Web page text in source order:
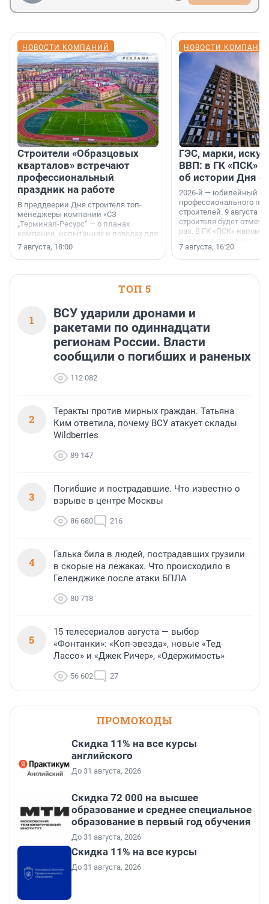
НОВОСТИ КОМПАНИЙ
Строители «Образцовых
кварталов» встречают
профессиональный
праздник на работе
В преддверии Дня строителя топ-
менеджеры компании «СЗ
„Терминал-Ресурс“ — о планах
компании, испытаниях и поводах для
осторожного оптимизма.
7 августа, 18:00
НОВОСТИ
ГЭС, марки,
ВВП: в ГК «ПСК»
об истории Дня
2026-й — юбилейный
профессионального
строителей. 9 августа
строителя будет
раз. В ГК «ПСК»
поменялась роль
7 августа, 16:20
ТОП 5
1
ВСУ ударили дронами и
ракетами по одиннадцати
регионам России. Власти
сообщили о погибших и раненых
112 082
2
Теракты против мирных граждан. Татьяна
Ким ответила, почему ВСУ атакует склады
Wildberries
89 147
3
Погибшие и пострадавшие. Что известно о
взрыве в центре Москвы
86 680 216
4
Галька била в людей, пострадавших грузили
в скорые на лежаках. Что происходило в
Геленджике после атаки БПЛА
80 718
5
15 телесериалов августа — выбор
«Фонтанки»: «Коп-звезда», новые «Тед
Лассо» и «Джек Ричер», «Одержимость»
56 602 27
ПРОМОКОДЫ
Скидка 11% на все курсы
английского
До 31 августа, 2026
Скидка 72 000 на высшее
образование и среднее специальное
образование в первый год обучения
До 31 августа, 2026
Скидка 11% на все курсы
До 31 августа, 2026